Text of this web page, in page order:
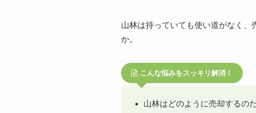
山林は持っていても使い道がなく、
か。
こんな悩みをスッキリ解消！
山林はどのように売却するの